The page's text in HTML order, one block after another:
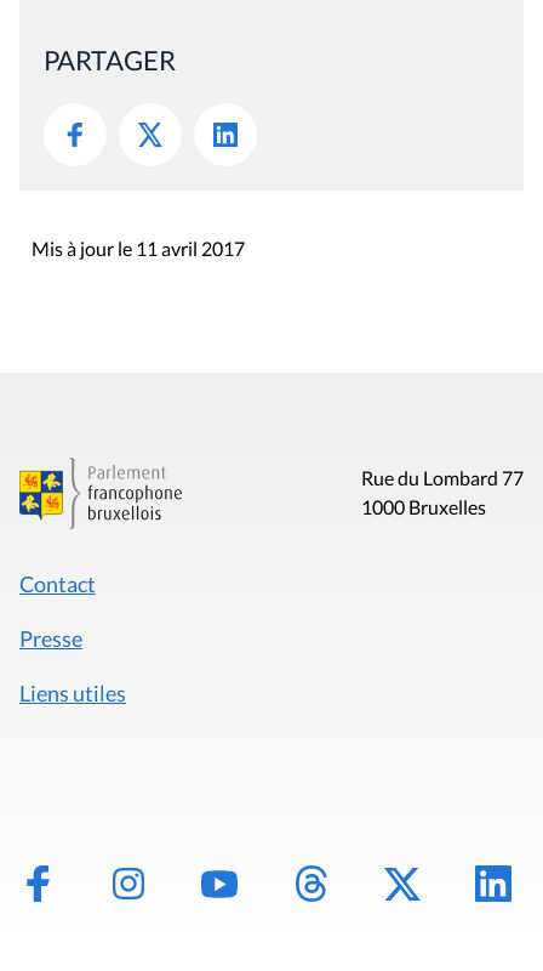
PARTAGER
Mis à jour le 11 avril 2017
Rue du Lombard 77
1000 Bruxelles
Contact
Presse
Liens utiles